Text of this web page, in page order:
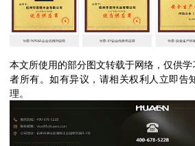
本文所使用的部分图文转载于网络，仅供
者所有。如有异议，请相关权利人立即告
理。